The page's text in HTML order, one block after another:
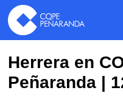
Herrera en
Peñaranda |